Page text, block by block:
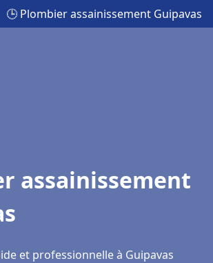
🕒 Plombier assainissement Guipavas
assainissement
et professionnelle à Guipavas